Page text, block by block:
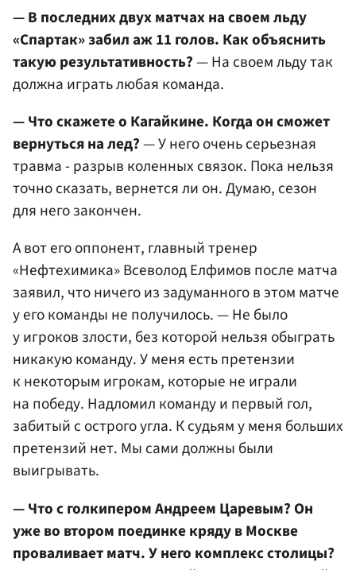
— В последних двух матчах на своем льду
«Спартак» забил аж 11 голов. Как объяснить
такую результативность?— На своем льду так
должна играть любая команда.
— Что скажете о Кагайкине. Когда он сможет
вернуться на лед?— У него очень серьезная
травма - разрыв коленных связок. Пока нельзя
точно сказать, вернется ли он. Думаю, сезон
для него закончен.
А вот его оппонент, главный тренер
«Нефтехимика» Всеволод Елфимов после матча
заявил, что ничего из задуманного в этом матче
у его команды не получилось. — Не было
у игроков злости, без которой нельзя обыграть
никакую команду. У меня есть претензии
к некоторым игрокам, которые не играли
на победу. Надломил команду и первый гол,
забитый с острого угла. К судьям у меня больших
претензий нет. Мы сами должны были
выигрывать.
— Что с голкипером Андреем Царевым? Он
уже во втором поединке кряду в Москве
проваливает матч. У него комплекс столицы?